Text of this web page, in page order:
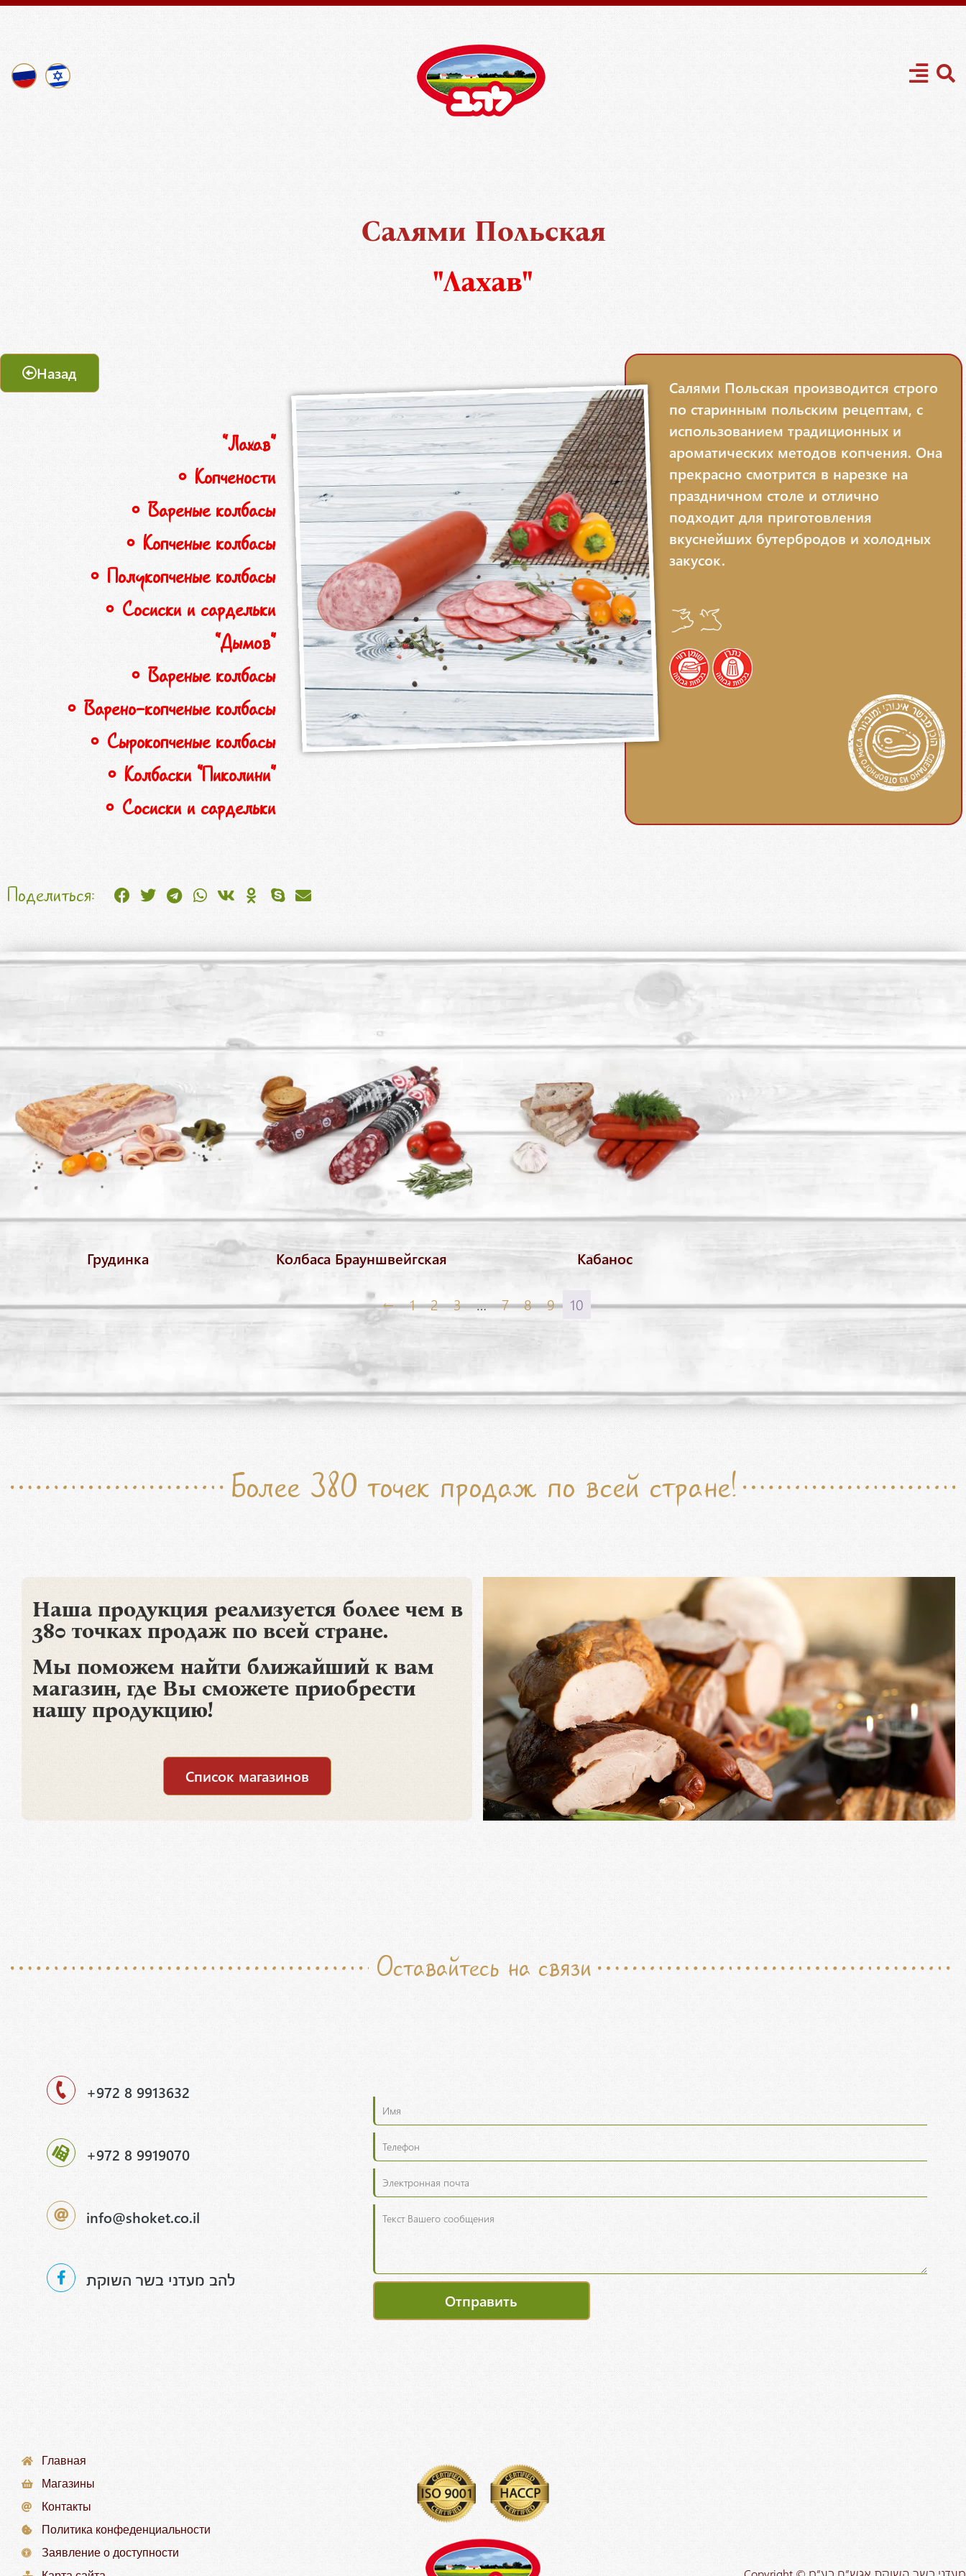
Салями Польская
"Лахав"
Назад
“Лахав”
∘ Копчености
∘ Вареные колбасы
∘ Копченые колбасы
∘ Полукопченые колбасы
∘ Сосиски и сардельки
“Дымов”
∘ Вареные колбасы
∘ Варено-копченые колбасы
∘ Сырокопченые колбасы
∘ Колбаски “Пиколини”
∘ Сосиски и сардельки
Салями Польская производится строго
по старинным польским рецептам, с
использованием традиционных и
ароматических методов копчения. Она
прекрасно смотрится в нарезке на
праздничном столе и отлично
подходит для приготовления
вкуснейших бутербродов и холодных
закусок.
Поделиться:
Грудинка Колбаса Брауншвейгская Кабанос
← 1 2 3 … 7 8 9 10
Более 380 точек продаж по всей стране!
Наша продукция реализуется более чем в
380 точках продаж по всей стране.
Мы поможем найти ближайший к вам
магазин, где Вы сможете приобрести
нашу продукцию!
Список магазинов
Оставайтесь на связи
+972 8 9913632
+972 8 9919070
info@shoket.co.il
להב מעדני בשר השוקת
Отправить
Главная
Магазины
Контакты
Политика конфеденциальности
Заявление о доступности